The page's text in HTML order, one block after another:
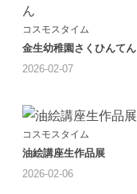
コスモスタイム
金生幼稚園さくひんてん
2026-02-07
コスモスタイム
油絵講座生作品展
2026-02-06